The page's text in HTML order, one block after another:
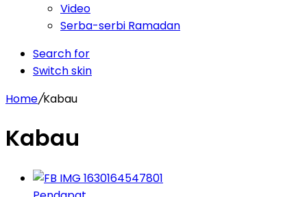
Video
Serba-serbi Ramadan
Search for
Switch skin
Home/Kabau
Kabau